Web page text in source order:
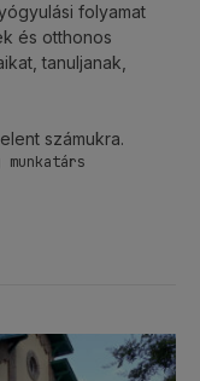
folyamat
és otthonos
tanuljanak,
számukra.